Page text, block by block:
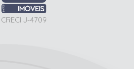
CRECI J-4709